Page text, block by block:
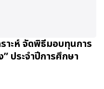
าะห์ จัดพิธีมอบทุนการ
ประจำปีการศึกษา